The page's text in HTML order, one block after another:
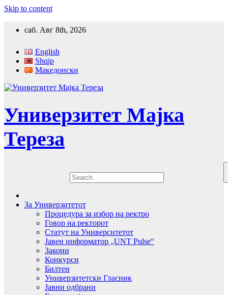
Skip to content
саб. Авг 8th, 2026
English
Shqip
Македонски
Универзитет Мајка
Тереза
За Универзитетот
Процедура за избор на ректро
Говор на ректорот
Статут на Университетот
Јавен информатор „UNT Pulse“
Закони
Конкурси
Билтен
Универзитетски Гласник
Јавни одбрани